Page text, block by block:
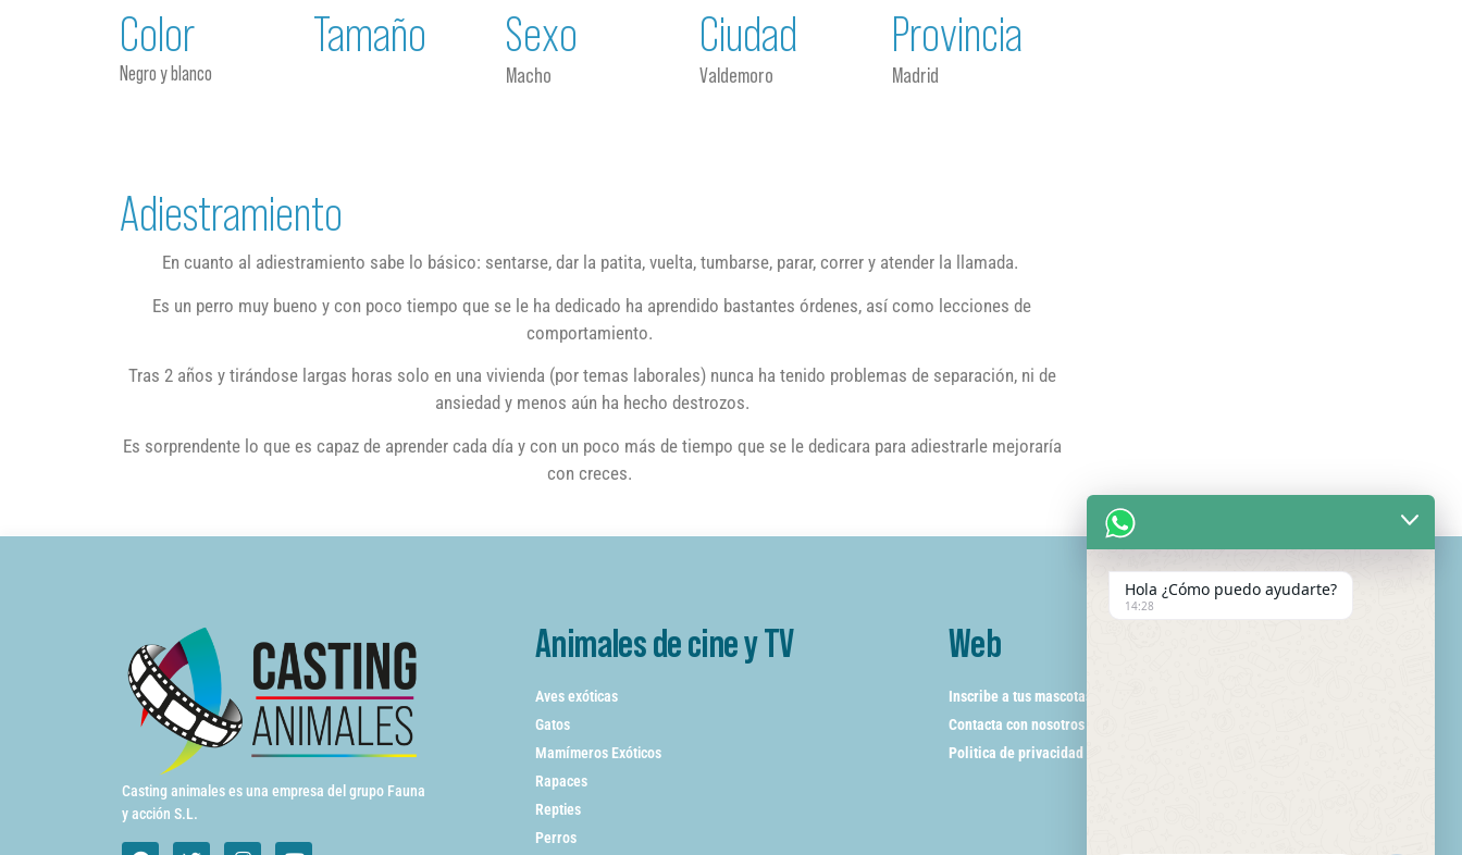
Color
Negro y blanco
Tamaño Sexo
Macho
Ciudad
Valdemoro
Provincia
Madrid
Adiestramiento
En cuanto al adiestramiento sabe lo básico: sentarse, dar la patita, vuelta, tumbarse, parar, correr y atender la llamada.
Es un perro muy bueno y con poco tiempo que se le ha dedicado ha aprendido bastantes órdenes, así como lecciones de
comportamiento.
Tras 2 años y tirándose largas horas solo en una vivienda (por temas laborales) nunca ha tenido problemas de separación, ni de
ansiedad y menos aún ha hecho destrozos.
Es sorprendente lo que es capaz de aprender cada día y con un poco más de tiempo que se le dedicara para adiestrarle mejoraría
con creces.
Casting animales es una empresa del grupo Fauna
y acción S.L.
Animales de cine y TV
Aves exóticas
Gatos
Mamímeros Exóticos
Rapaces
Repties
Perros
Web
Inscribe a tus mascotas
Contacta con nosotros
Politica de privacidad
Hola ¿Cómo puedo ayudarte?
14:28